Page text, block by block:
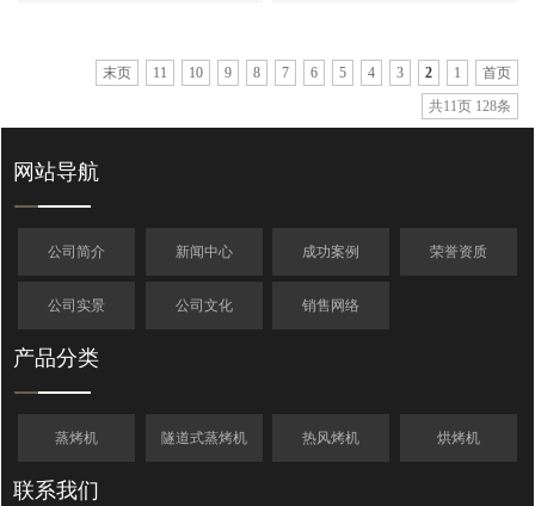
首页
1
2
3
4
5
6
7
8
9
10
11
末页
共11页 128条
网站导航
公司简介 新闻中心 成功案例 荣誉资质
公司实景 公司文化 销售网络
产品分类
蒸烤机 隧道式蒸烤机 热风烤机 烘烤机
联系我们